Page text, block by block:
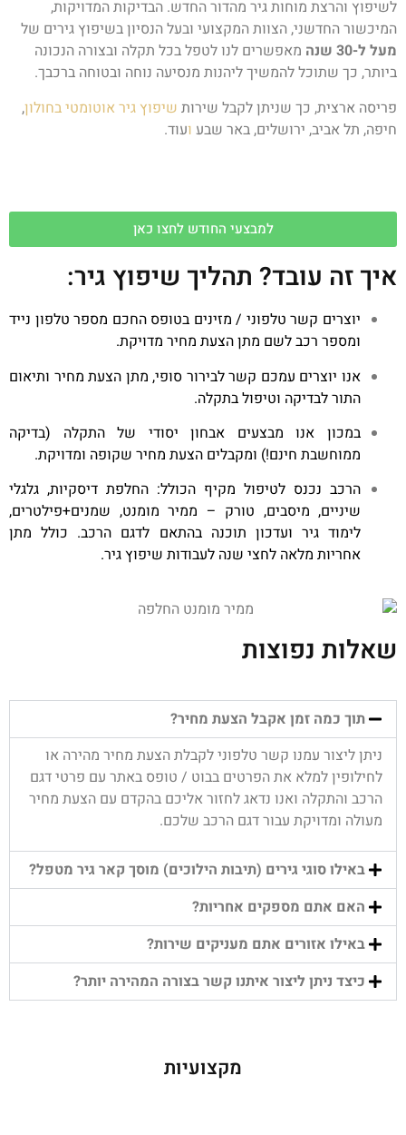
למבצעי החודש לחצו כאן
לשיפוץ והרצת מוחות גיר מהדור החדש. הבדיקות המדויקות,
המיכשור החדשני, הצוות המקצועי ובעל הנסיון בשיפוץ גירים של
מעל ל-30 שנה
מאפשרים לנו לטפל בכל תקלה ובצורה הנכונה
ביותר, כך שתוכל להמשיך ליהנות מנסיעה נוחה ובטוחה ברכבך.
פריסה ארצית, כך שניתן לקבל שירות שיפוץ גיר אוטומטי בחולון,
חיפה, תל אביב, ירושלים, באר שבע ועוד.
איך זה עובד? תהליך שיפוץ גיר:
יוצרים קשר טלפוני / מזינים בטופס החכם מספר טלפון נייד
ומספר רכב לשם מתן הצעת מחיר מדויקת.
אנו יוצרים עמכם קשר לבירור סופי, מתן הצעת מחיר ותיאום
התור לבדיקה וטיפול בתקלה.
במכון אנו מבצעים אבחון יסודי של התקלה (בדיקה
ממוחשבת חינם!) ומקבלים הצעת מחיר שקופה ומדויקת.
הרכב נכנס לטיפול מקיף הכולל: החלפת דיסקיות, גלגלי
שיניים, מיסבים, טורק – ממיר מומנט, שמנים+פילטרים,
לימוד גיר ועדכון תוכנה בהתאם לדגם הרכב. כולל מתן
אחריות מלאה לחצי שנה לעבודות שיפוץ גיר.
שאלות נפוצות
תוך כמה זמן אקבל הצעת מחיר?
ניתן ליצור עמנו קשר טלפוני לקבלת הצעת מחיר מהירה או
לחילופין למלא את הפרטים בבוט / טופס באתר עם פרטי דגם
הרכב והתקלה ואנו נדאג לחזור אליכם בהקדם עם הצעת מחיר
מעולה ומדויקת עבור דגם הרכב שלכם.
באילו סוגי גירים (תיבות הילוכים) מוסך קאר גיר מטפל?
האם אתם מספקים אחריות?
באילו אזורים אתם מעניקים שירות?
כיצד ניתן ליצור איתנו קשר בצורה המהירה יותר?
מקצועיות